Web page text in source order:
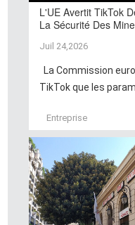
L'UE Avertit TikTok
La Sécurité Des
Juil 24,2026
La Commission
TikTok que les
Entreprise